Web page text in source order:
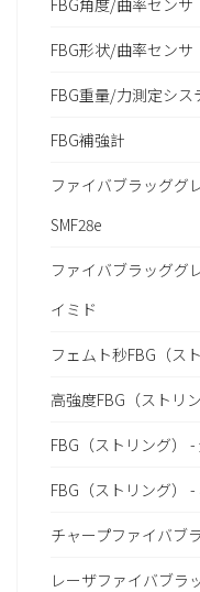
FBG角度/曲率センサ
FBG形状/曲率センサ
FBG重量/力測定シス
FBG補強計
ファイバブラッググ
SMF28e
ファイバブラッググ
イミド
フェムト秒FBG（ス
高強度FBG（ストリン
FBG（ストリング）
FBG（ストリング） -
チャープファイバブ
レーザファイバブラ